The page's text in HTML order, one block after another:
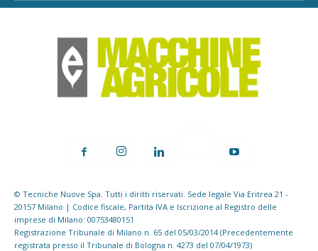
© Tecniche Nuove Spa. Tutti i diritti riservati. Sede legale Via Eritrea 21 -
20157 Milano | Codice fiscale, Partita IVA e Iscrizione al Registro delle
imprese di Milano: 00753480151
Registrazione Tribunale di Milano n. 65 del 05/03/2014 (Precedentemente
registrata presso il Tribunale di Bologna n. 4273 del 07/04/1973)